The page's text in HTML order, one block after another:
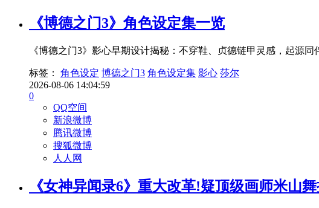
《博德之门3》角色设定集一览
《博德之门3》影心早期设计揭秘：不穿鞋、贞德链甲灵感，起源
标签： 角色设定 博德之门3 角色设定集 影心 莎尔
2026-08-06 14:04:59
0
QQ空间
新浪微博
腾讯微博
搜狐微博
人人网
《女神异闻录6》重大改革!疑顶级画师米山